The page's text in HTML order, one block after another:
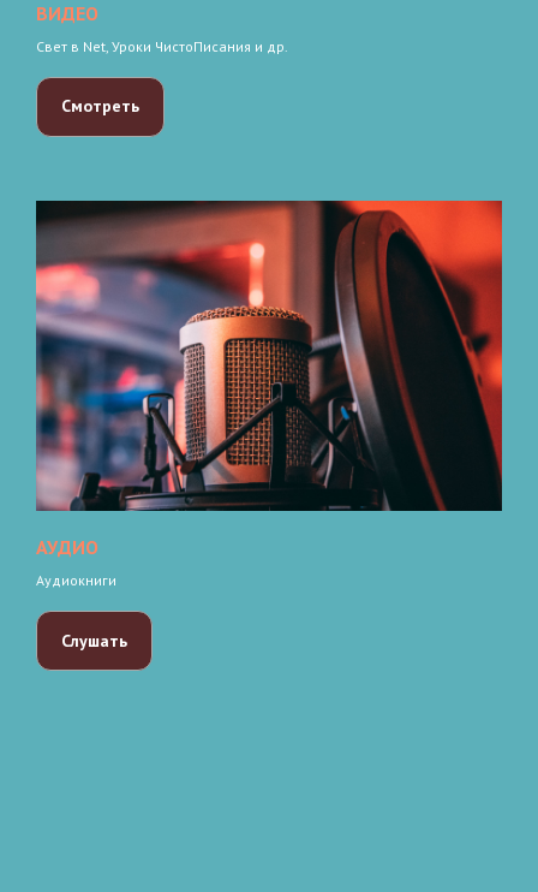
ВИДЕО
Свет в Net, Уроки ЧистоПисания и др.
Смотреть
АУДИО
Аудиокниги
Слушать